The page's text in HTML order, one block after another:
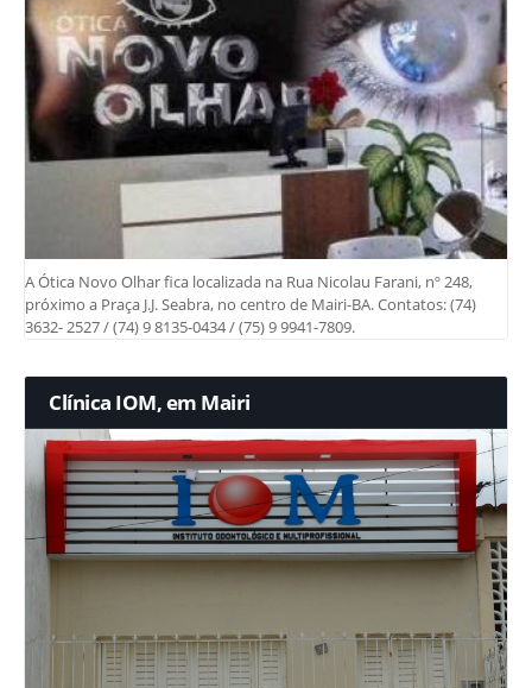
A Ótica Novo Olhar fica localizada na Rua Nicolau Farani, nº 248,
próximo a Praça J.J. Seabra, no centro de Mairi-BA. Contatos: (74)
3632- 2527 / (74) 9 8135-0434 / (75) 9 9941-7809.
Clínica IOM, em Mairi